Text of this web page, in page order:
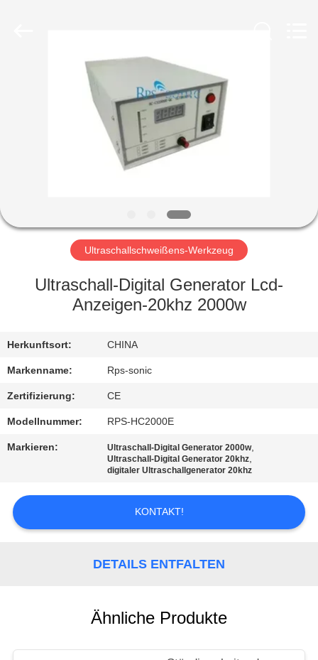
PRODUKTE
FABRIK-
AUSFLUG
QUALITÄTSKONTROLLE
TRETEN
SIE
MIT
UNS
IN
VERBINDUNG
NACHRICHTEN
Ultraschallschweißens-Werkzeug
Ultraschall-Digital Generator Lcd-
Anzeigen-20khz 2000w
Herkunftsort: CHINA
Markenname: Rps-sonic
Zertifizierung: CE
Modellnummer: RPS-HC2000E
Markieren: Ultraschall-Digital Generator 2000w,
Ultraschall-Digital Generator 20khz,
digitaler Ultraschallgenerator 20khz
KONTAKT!
DETAILS ENTFALTEN
Ähnliche Produkte